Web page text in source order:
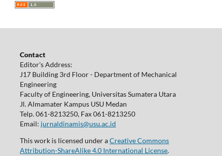
Contact
Editor's Address:
J17 Building 3rd Floor - Department of Mechanical
Engineering
Faculty of Engineering, Universitas Sumatera Utara
Jl. Almamater Kampus USU Medan
Telp. 061-8213250, Fax 061-8213250
Email: jurnaldinamis@usu.ac.id
This work is licensed under aCreative Commons
Attribution-ShareAlike 4.0 International License.